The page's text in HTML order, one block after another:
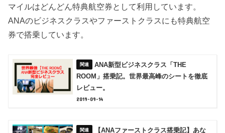
マイルはどんどん特典航空券として利用しています。
ANAのビジネスクラスやファーストクラスにも特典航空
券で搭乗しています。
ANA新型ビジネスクラス「THE
ROOM」搭乗記。世界最高峰のシートを徹底
レビュー。
2019-09-14
【ANAファーストクラス搭乗記】あな